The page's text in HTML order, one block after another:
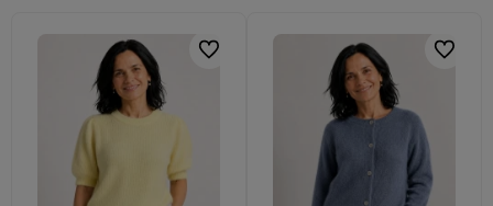
Do ulubionych Do